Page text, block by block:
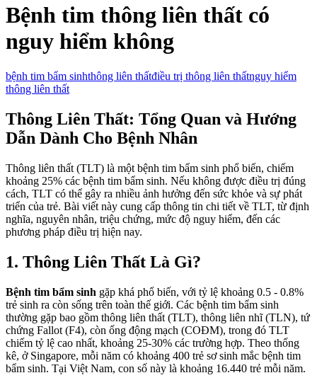
Bệnh tim thông liên thất có
nguy hiểm không
bệnh tim bẩm sinhthông liên thấtđiều trị thông liên thấtnguy hiểm
thông liên thất
Thông Liên Thất: Tổng Quan và Hướng
Dẫn Dành Cho Bệnh Nhân
Thông liên thất (TLT) là một bệnh tim bẩm sinh phổ biến, chiếm
khoảng 25% các bệnh tim bẩm sinh. Nếu không được điều trị đúng
cách, TLT có thể gây ra nhiều ảnh hưởng đến sức khỏe và sự phát
triển của trẻ. Bài viết này cung cấp thông tin chi tiết về TLT, từ định
nghĩa, nguyên nhân, triệu chứng, mức độ nguy hiểm, đến các
phương pháp điều trị hiện nay.
1. Thông Liên Thất Là Gì?
Bệnh tim bẩm sinh gặp khá phổ biến, với tỷ lệ khoảng 0.5 - 0.8%
trẻ sinh ra còn sống trên toàn thế giới. Các bệnh tim bẩm sinh
thường gặp bao gồm thông liên thất (TLT), thông liên nhĩ (TLN), tứ
chứng Fallot (F4), còn ống động mạch (COĐM), trong đó TLT
chiếm tỷ lệ cao nhất, khoảng 25-30% các trường hợp. Theo thống
kê, ở Singapore, mỗi năm có khoảng 400 trẻ sơ sinh mắc bệnh tim
bẩm sinh. Tại Việt Nam, con số này là khoảng 16.440 trẻ mỗi năm.